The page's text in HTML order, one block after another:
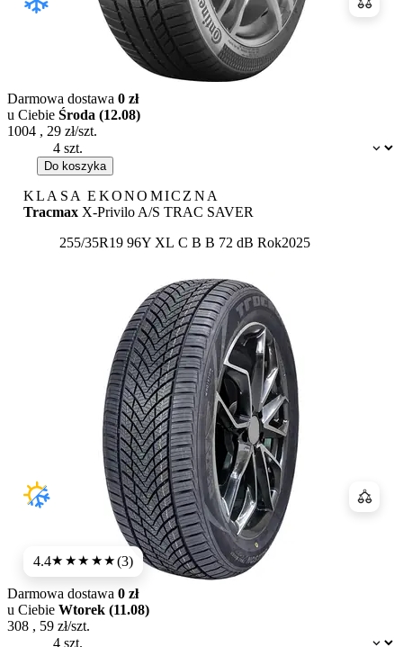
Dostępność:
Darmowa dostawa 0 zł
u Ciebie Środa (12.08)
1004 , 29 zł/szt.
Do koszyka
KLASA EKONOMICZNA
Tracmax X-Privilo A/S TRAC SAVER
255/35R19 96Y XL Etykieta:
C B B 72 dB Rok2025
4.4★★★★★(3)
Dostępność:
Darmowa dostawa 0 zł
u Ciebie Wtorek (11.08)
308 , 59 zł/szt.